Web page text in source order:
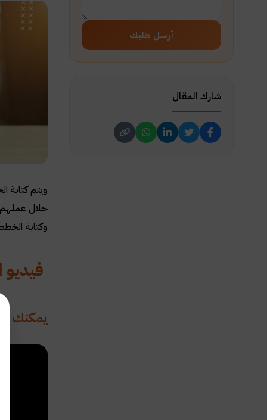
أرسل طلبك
شارك المقال
ويتم كتابة
خلال عملهم
وكتابة
يمكنك